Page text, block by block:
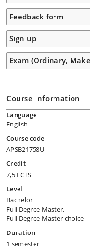
Feedback form
Sign up
Exam (Ordinary,
Course information
Language
English
Course code
APSB21758U
Credit
7,5 ECTS
Level
Bachelor
Full Degree Master,
Full Degree Master choice
Duration
1 semester